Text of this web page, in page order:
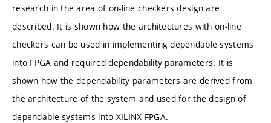
research in the area of on-line checkers design are
described. It is shown how the architectures with on-line
checkers can be used in implementing dependable systems
into FPGA and required dependability parameters. It is
shown how the dependability parameters are derived from
the architecture of the system and used for the design of
dependable systems into XILINX FPGA.